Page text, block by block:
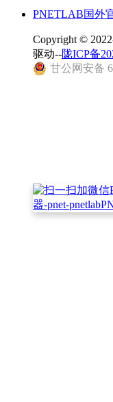
PNETLAB国外
Copyright ©
驱动--陇ICP备
甘公网安备